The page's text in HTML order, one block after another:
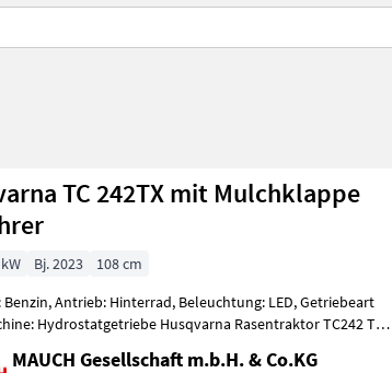
TC 242TX mit Mulchklappe
Bj. 2023
108 cm
Antrieb: Hinterrad, Beleuchtung: LED, Getriebeart
Hydrostatgetriebe Husqvarna Rasentraktor TC242 TX
MAUCH Gesellschaft m.b.H. & Co.KG